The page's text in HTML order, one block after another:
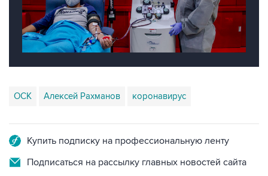
ОСК Алексей Рахманов коронавирус
Купить подписку на профессиональную ленту
Подписаться на рассылку главных новостей сайта